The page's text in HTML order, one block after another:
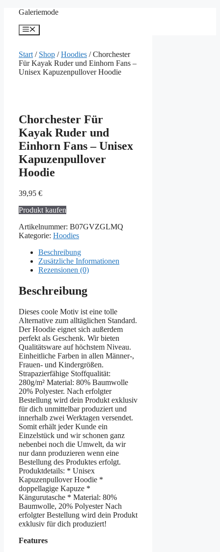
springen
Galeriemode
Menü
Start / Shop /Hoodies / Chorchester
Für Kayak Ruder und Einhorn Fans –
Unisex Kapuzenpullover Hoodie
Chorchester Für
Kayak Ruder und
Einhorn Fans – Unisex
Kapuzenpullover
Hoodie
39,95 €
Produkt kaufen
Artikelnummer: B07GVZGLMQ
Kategorie: Hoodies
Beschreibung
Zusätzliche Informationen
Rezensionen (0)
Beschreibung
Dieses coole Motiv ist eine tolle
Alternative zum alltäglichen Standard.
Der Hoodie eignet sich außerdem
perfekt als Geschenk. Wir bieten
Qualitätsware auf höchstem Niveau.
Einheitliche Farben in allen Männer-,
Frauen- und Kindergrößen.
Strapazierfähige Stoffqualität:
280g/m² Material: 80% Baumwolle
20% Polyester. Nach erfolgter
Bestellung wird dein Produkt exklusiv
für dich unmittelbar produziert und
innerhalb zwei Werktagen versendet.
Somit erhält jeder Kunde ein
Einzelstück und wir schonen ganz
nebenbei noch die Umwelt, da wir
nur dann produzieren wenn eine
Bestellung des Produktes erfolgt.
Produktdetails: * Unisex
Kapuzenpullover Hoodie *
doppellagige Kapuze *
Kängurutasche * Material: 80%
Baumwolle, 20% Polyester Nach
erfolgter Bestellung wird dein Produkt
exklusiv für dich produziert!
Features